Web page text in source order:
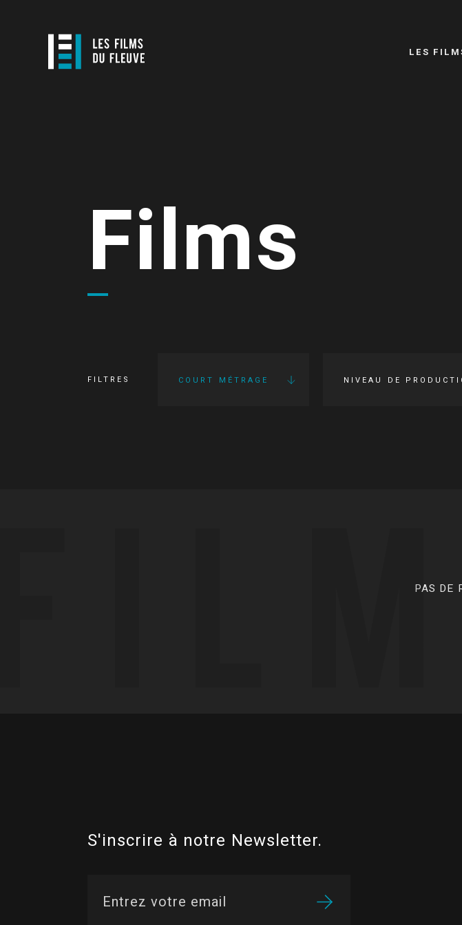
LES
Films
FILTRES COURT MÉTRAGE NIVEAU DE
PAS DE
S'inscrire à notre Newsletter.